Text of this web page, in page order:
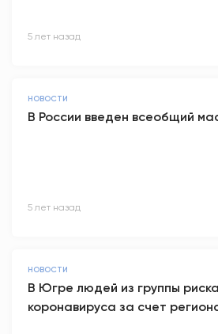
5 лет назад
НОВОСТИ
В России введен всеобщий
5 лет назад
НОВОСТИ
В Югре людей из группы
коронавируса за счет